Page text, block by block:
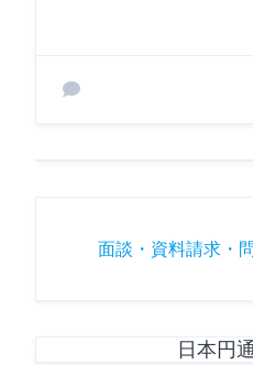
面談・資料請求・
日本円